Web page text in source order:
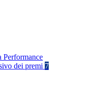
Performance
dei premi 7